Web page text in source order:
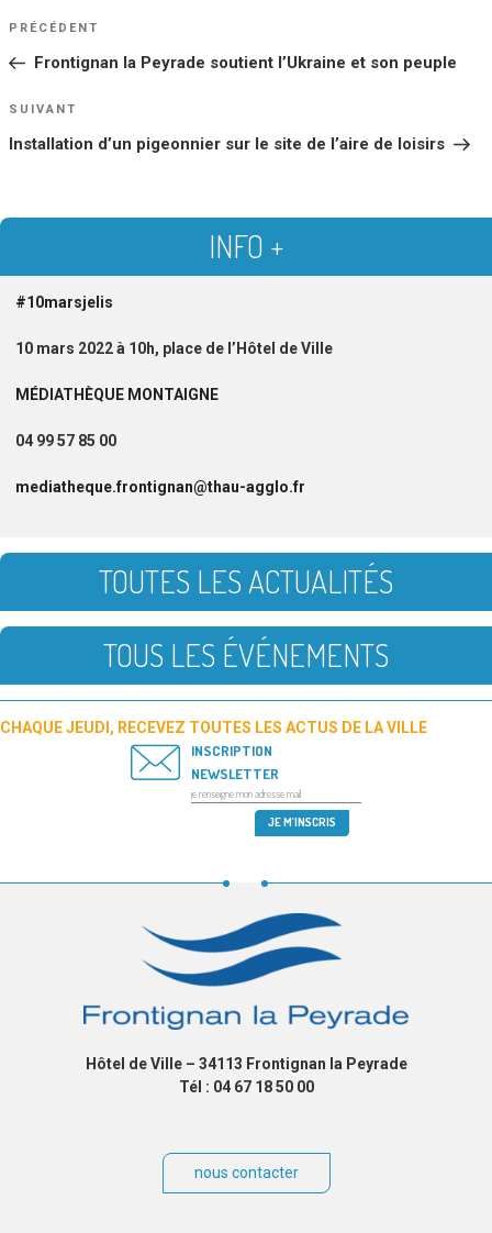
NAVIGATION
DE
Article
PRÉCÉDENT
Frontignan la Peyrade soutient l’Ukraine et son peuple
Article
SUIVANT
Installation d’un pigeonnier sur le site de l’aire de loisirs
INFO +
#10marsjelis
10 mars 2022 à 10h, place de l’Hôtel de Ville
MÉDIATHÈQUE MONTAIGNE
04 99 57 85 00
mediatheque.frontignan@thau-agglo.fr
TOUTES LES ACTUALITÉS
TOUS LES ÉVÉNEMENTS
CHAQUE JEUDI, RECEVEZ TOUTES LES ACTUS DE LA VILLE
INSCRIPTION
NEWSLETTER
Hôtel de Ville – 34113 Frontignan la Peyrade
Tél : 04 67 18 50 00
nous contacter